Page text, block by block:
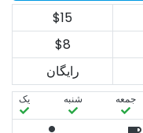
$15
$8
رایگان
جمعه شنبه یک